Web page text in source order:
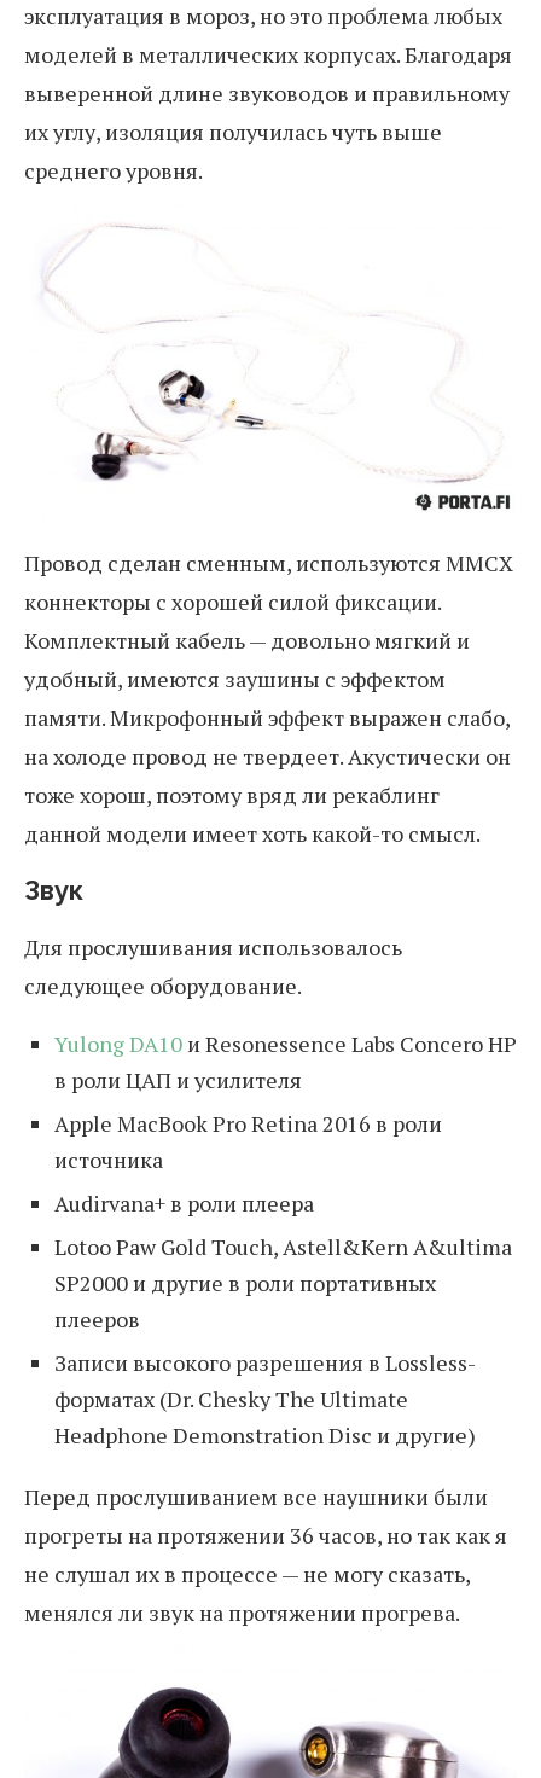
эксплуатация в мороз, но это проблема любых
моделей в металлических корпусах. Благодаря
выверенной длине звуководов и правильному
их углу, изоляция получилась чуть выше
среднего уровня.
Провод сделан сменным, используются MMCX
коннекторы с хорошей силой фиксации.
Комплектный кабель — довольно мягкий и
удобный, имеются заушины с эффектом
памяти. Микрофонный эффект выражен слабо,
на холоде провод не твердеет. Акустически он
тоже хорош, поэтому вряд ли рекаблинг
данной модели имеет хоть какой-то смысл.
Звук
Для прослушивания использовалось
следующее оборудование.
Yulong DA10 и Resonessence Labs Concero HP
в роли ЦАП и усилителя
Apple MacBook Pro Retina 2016 в роли
источника
Audirvana+ в роли плеера
Lotoo Paw Gold Touch, Astell&Kern A&ultima
SP2000 и другие в роли портативных
плееров
Записи высокого разрешения в Lossless-
форматах (Dr. Chesky The Ultimate
Headphone Demonstration Disc и другие)
Перед прослушиванием все наушники были
прогреты на протяжении 36 часов, но так как я
не слушал их в процессе — не могу сказать,
менялся ли звук на протяжении прогрева.